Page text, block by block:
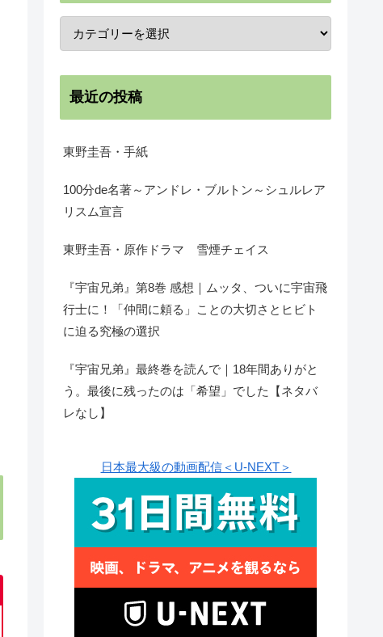
最近の投稿
東野圭吾・手紙
100分de名著～アンドレ・ブルトン～シュルレア
リスム宣言
東野圭吾・原作ドラマ 雪煙チェイス
『宇宙兄弟』第8巻 感想｜ムッタ、ついに宇宙飛
行士に！「仲間に頼る」ことの大切さとヒビト
に迫る究極の選択
『宇宙兄弟』最終巻を読んで｜18年間ありがと
う。最後に残ったのは「希望」でした【ネタバ
レなし】
日本最大級の動画配信＜U-NEXT＞